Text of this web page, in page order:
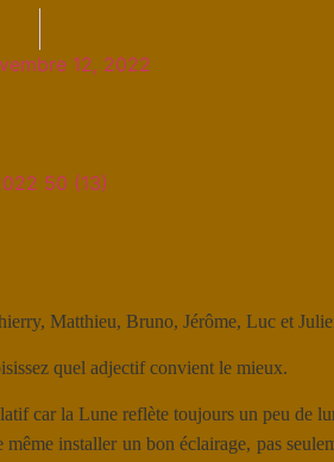
12, 2022
Matthieu, Bruno, Jérôme, Luc et
quel adjectif convient le mieux.
car la Lune reflète toujours un peu de
installer un bon éclairage, pas